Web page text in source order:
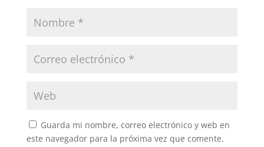
Guarda mi nombre, correo electrónico y web en
este navegador para la próxima vez que comente.